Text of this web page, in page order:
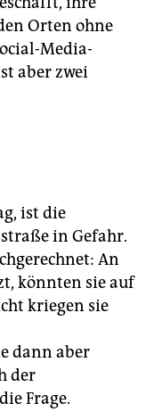
Orten ohne
Media-
aber zwei
ist die
in Gefahr.
An
könnten sie auf
kriegen sie
dann aber
der
Frage.